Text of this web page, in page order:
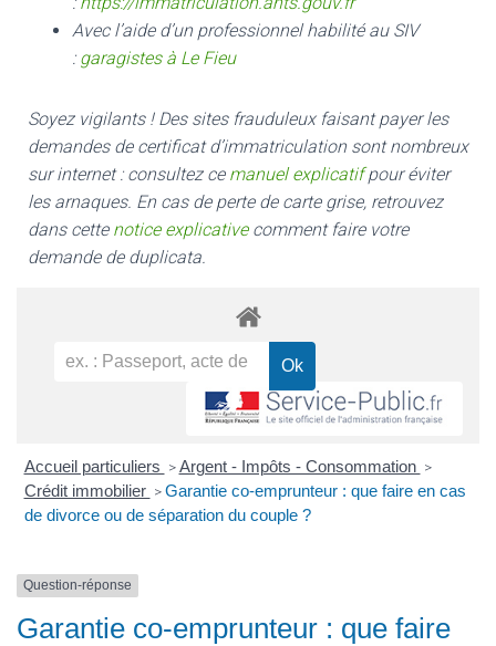
Avec l’aide d’un professionnel habilité au SIV
: garagistes à Le Fieu
Soyez vigilants ! Des sites frauduleux faisant payer les
demandes de certificat d’immatriculation sont nombreux
sur internet : consultez ce manuel explicatifpour éviter
les arnaques. En cas de perte de carte grise, retrouvez
dans cette notice explicativecomment faire votre
demande de duplicata.
Accueil particuliers > Argent - Impôts - Consommation >
Crédit immobilier > Garantie co-emprunteur : que faire en cas
de divorce ou de séparation du couple ?
Question-réponse
Garantie co-emprunteur : que faire